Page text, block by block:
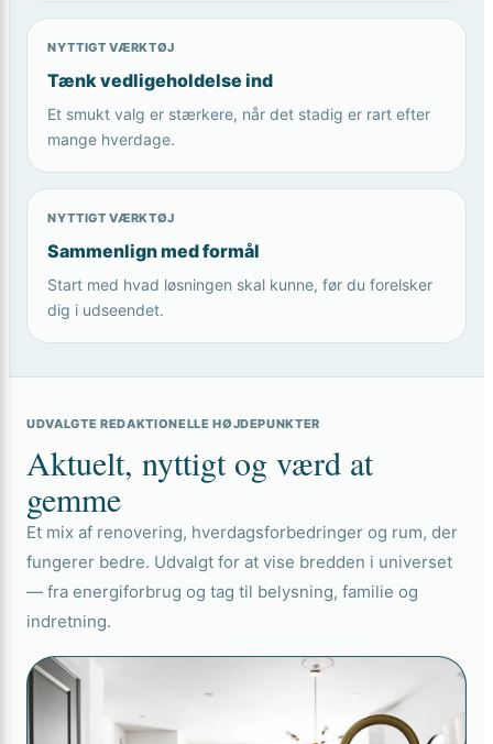
NYTTIGT VÆRKTØJ
Tænk vedligeholdelse ind
Et smukt valg er stærkere, når det stadig er rart efter
mange hverdage.
NYTTIGT VÆRKTØJ
Sammenlign med formål
Start med hvad løsningen skal kunne, før du forelsker
dig i udseendet.
UDVALGTE REDAKTIONELLE HØJDEPUNKTER
Aktuelt, nyttigt og værd at
gemme
Et mix af renovering, hverdagsforbedringer og rum, der
fungerer bedre. Udvalgt for at vise bredden i universet
— fra energiforbrug og tag til belysning, familie og
indretning.